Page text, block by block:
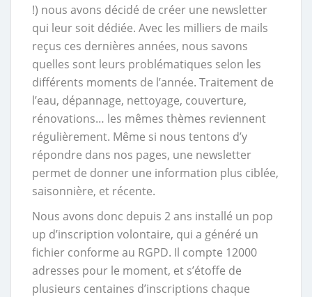
!) nous avons décidé de créer une newsletter
qui leur soit dédiée. Avec les milliers de mails
reçus ces dernières années, nous savons
quelles sont leurs problématiques selon les
différents moments de l’année. Traitement de
l’eau, dépannage, nettoyage, couverture,
rénovations… les mêmes thèmes reviennent
régulièrement. Même si nous tentons d’y
répondre dans nos pages, une newsletter
permet de donner une information plus ciblée,
saisonnière, et récente.
Nous avons donc depuis 2 ans installé un pop
up d’inscription volontaire, qui a généré un
fichier conforme au RGPD. Il compte 12000
adresses pour le moment, et s’étoffe de
plusieurs centaines d’inscriptions chaque